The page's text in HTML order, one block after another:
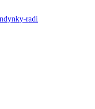
radi